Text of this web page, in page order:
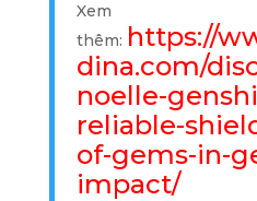
Xem
thêm: https://
dina.com/
noelle-
reliable-
of-gems-in-
impact/